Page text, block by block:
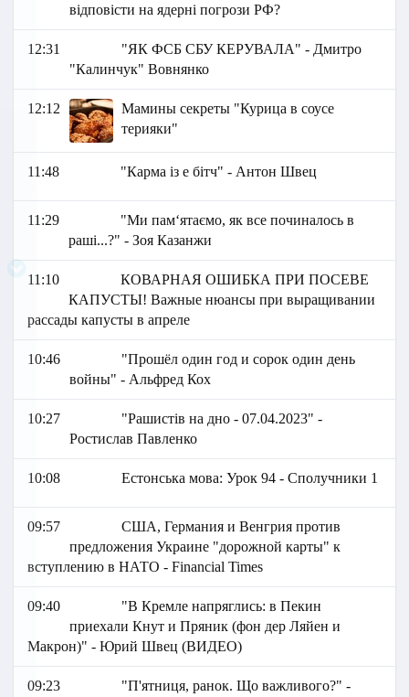
відповісти на ядерні погрози РФ?
12:31
"ЯК ФСБ СБУ КЕРУВАЛА" - Дмитро
"Калинчук" Вовнянко
12:12
Мамины секреты "Курица в соусе
терияки"
11:48 "Карма із е бітч" - Антон Швец
11:29
"Ми пам‘ятаємо, як все починалось в
раші...?" - Зоя Казанжи
11:10
КОВАРНАЯ ОШИБКА ПРИ ПОСЕВЕ
КАПУСТЫ! Важные нюансы при выращивании
рассады капусты в апреле
10:46
"Прошёл один год и сорок один день
войны" - Альфред Кох
10:27
"Рашистів на дно - 07.04.2023" -
Ростислав Павленко
10:08 Естонська мова: Урок 94 - Сполучники 1
09:57
США, Германия и Венгрия против
предложения Украине "дорожной карты" к
вступлению в НАТО - Financial Times
09:40
"В Кремле напряглись: в Пекин
приехали Кнут и Пряник (фон дер Ляйен и
Макрон)" - Юрий Швец (ВИДЕО)
09:23
"П'ятниця, ранок. Що важливого?" -